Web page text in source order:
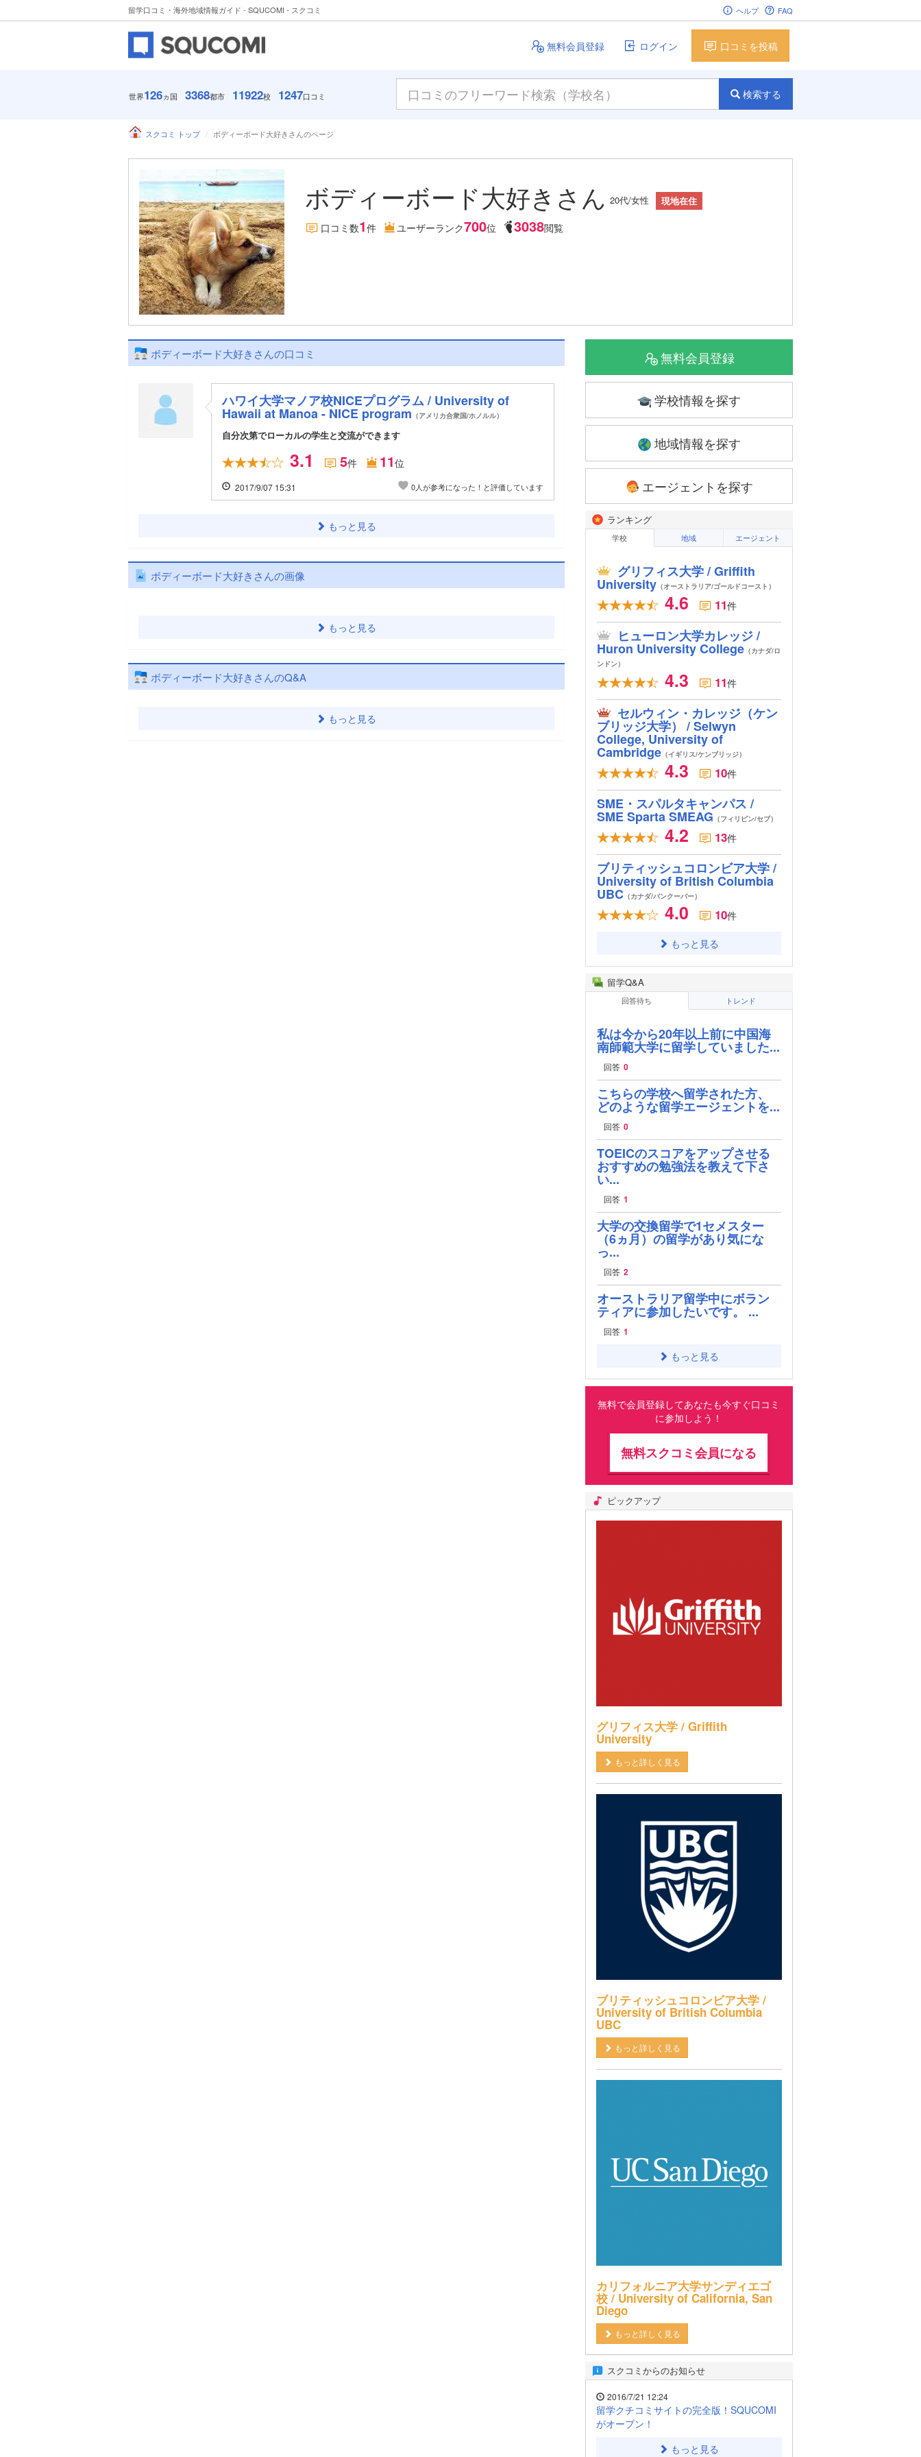
留学口コミ・海外地域情報ガイド - SQUCOMI - スクコミ ヘルプ FAQ
無料会員登録 ログイン 口コミを投稿
世界126ヵ国 3368都市 11922校 1247口コミ 検索する
スクコミ トップ ボディーボード大好きさんのページ
ボディーボード大好きさん 20代/女性 現地在住
口コミ数1件 ユーザーランク700位 3038閲覧
ボディーボード大好きさんの口コミ
ハワイ大学マノア校NICEプログラム / University of
Hawaii at Manoa - NICE program （アメリカ合衆国/ホノルル）
自分次第でローカルの学生と交流ができます
3.1 5件 11位
2017/9/07 15:31 0人が参考になった！と評価しています
もっと見る
ボディーボード大好きさんの画像
もっと見る
ボディーボード大好きさんのQ&A
もっと見る
無料会員登録
学校情報を探す
地域情報を探す
エージェントを探す
ランキング
学校 地域 エージェント
グリフィス大学 / Griffith
University（オーストラリア/ゴールドコースト）
4.6 11件
ヒューロン大学カレッジ /
Huron University College（カナダ/ロ
ンドン）
4.3 11件
セルウィン・カレッジ（ケン
ブリッジ大学） / Selwyn
College, University of
Cambridge（イギリス/ケンブリッジ）
4.3 10件
SME・スパルタキャンパス /
SME Sparta SMEAG （フィリピン/セブ）
4.2 13件
ブリティッシュコロンビア大学 /
University of British Columbia
UBC（カナダ/バンクーバー）
4.0 10件
もっと見る
留学Q&A
回答待ち トレンド
私は今から20年以上前に中国海
南師範大学に留学していました...
回答 0
こちらの学校へ留学された方、
どのような留学エージェントを...
回答 0
TOEICのスコアをアップさせる
おすすめの勉強法を教えて下さ
い...
回答 1
大学の交換留学で1セメスター
（6ヵ月）の留学があり気にな
っ...
回答 2
オーストラリア留学中にボラン
ティアに参加したいです。 ...
回答 1
もっと見る
無料で会員登録してあなたも今すぐ口コミ
に参加しよう！
無料スクコミ会員になる
ピックアップ
グリフィス大学 / Griffith
University
もっと詳しく見る
ブリティッシュコロンビア大学 /
University of British Columbia
UBC
もっと詳しく見る
カリフォルニア大学サンディエゴ
校 / University of California, San
Diego
もっと詳しく見る
スクコミからのお知らせ
2016/7/21 12:24
留学クチコミサイトの完全版！SQUCOMI
がオープン！
もっと見る